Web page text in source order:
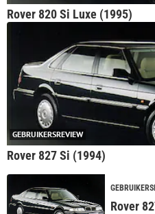
Rover 820 Si Luxe (1995)
GEBRUIKERSREVIEW
Rover 827 Si (1994)
Rover